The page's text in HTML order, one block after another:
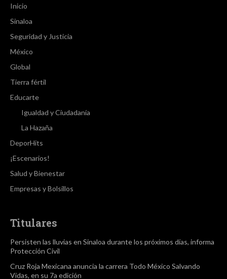
Inicio
Sinaloa
Seguridad y Justicia
México
Global
Tierra fértil
Educarte
Igualdad y Ciudadanía
La Hazaña
DeporHits
¡Escenarios!
Salud y Bienestar
Empresas y Bolsillos
Titulares
Persisten las lluvias en Sinaloa durante los próximos días, informa
Protección Civil
Cruz Roja Mexicana anuncia la carrera Todo México Salvando
Vidas, en su 7a edición